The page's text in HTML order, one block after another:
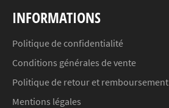
INFORMATIONS
Politique de confidentialité
Conditions générales de vente
Politique de retour et remboursement
Mentions légales